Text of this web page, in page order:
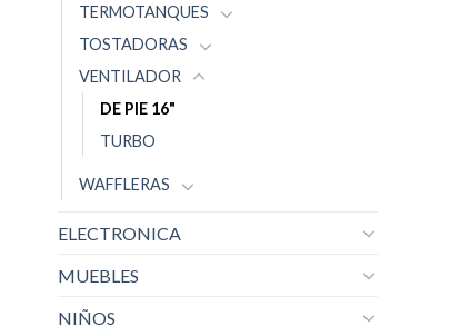
TERMOTANQUES
TOSTADORAS
VENTILADOR
DE PIE 16"
TURBO
WAFFLERAS
ELECTRONICA
MUEBLES
NIÑOS